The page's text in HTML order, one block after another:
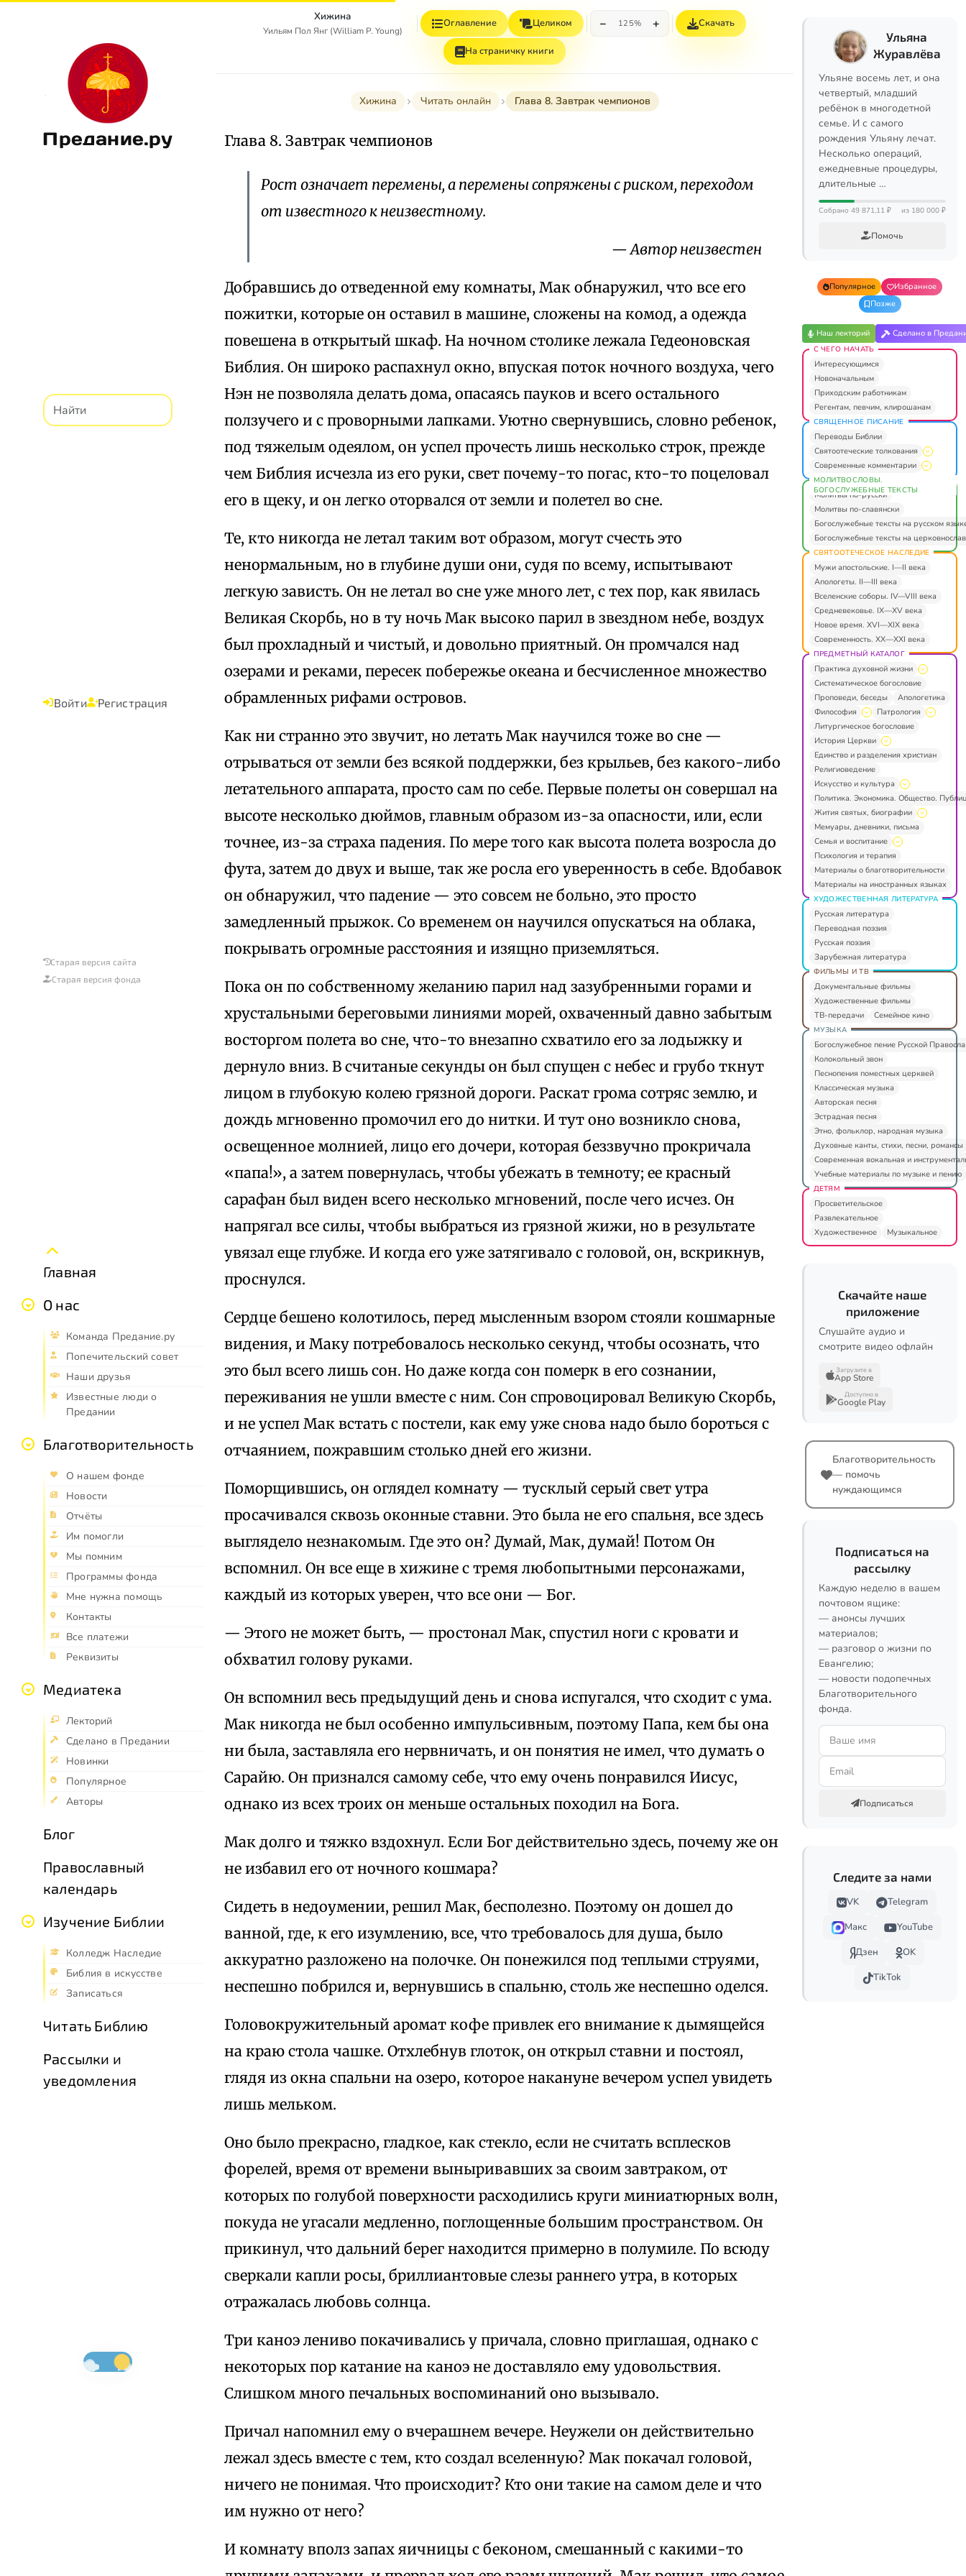
Предание.ру
Войти Регистрация
Старая версия сайта
Старая версия фонда
Главная
О нас
Команда Предание.ру
Попечительский совет
Наши друзья
Известные люди о
Предании
Благотворительность
О нашем фонде
Новости
Отчёты
Им помогли
Мы помним
Программы фонда
Мне нужна помощь
Контакты
Все платежи
Реквизиты
Медиатека
Лекторий
Сделано в Предании
Новинки
Популярное
Авторы
Блог
Православный
календарь
Изучение Библии
Колледж Наследие
Библия в искусстве
Записаться
Читать Библию
Рассылки и
уведомления
Хижина
Уильям Пол Янг (William P. Young)
Оглавление Целиком − 125% + Скачать
На страничку книги
Хижина Читать онлайн Глава 8. Завтрак чемпионов
Глава 8. Завтрак чемпионов
Рост означает перемены, а перемены сопряжены с риском, переходом
от известного к неизвестному.
— Автор неизвестен
Добравшись до отведенной ему комнаты, Мак обнаружил, что все его
пожитки, которые он оставил в машине, сложены на комод, а одежда
повешена в открытый шкаф. На ночном столике лежала Гедеоновская
Библия. Он широко распахнул окно, впуская поток ночного воздуха, чего
Нэн не позволяла делать дома, опасаясь пауков и всего остального
ползучего и с проворными лапками. Уютно свернувшись, словно ребенок,
под тяжелым одеялом, он успел прочесть лишь несколько строк, прежде
чем Библия исчезла из его руки, свет почему-то погас, кто-то поцеловал
его в щеку, и он легко оторвался от земли и полетел во сне.
Те, кто никогда не летал таким вот образом, могут счесть это
ненормальным, но в глубине души они, судя по всему, испытывают
легкую зависть. Он не летал во сне уже много лет, с тех пор, как явилась
Великая Скорбь, но в ту ночь Мак высоко парил в звездном небе, воздух
был прохладный и чистый, и довольно приятный. Он промчался над
озерами и реками, пересек побережье океана и бесчисленное множество
обрамленных рифами островов.
Как ни странно это звучит, но летать Мак научился тоже во сне —
отрываться от земли без всякой поддержки, без крыльев, без какого-либо
летательного аппарата, просто сам по себе. Первые полеты он совершал на
высоте несколько дюймов, главным образом из-за опасности, или, если
точнее, из-за страха падения. По мере того как высота полета возросла до
фута, затем до двух и выше, так же росла его уверенность в себе. Вдобавок
он обнаружил, что падение — это совсем не больно, это просто
замедленный прыжок. Со временем он научился опускаться на облака,
покрывать огромные расстояния и изящно приземляться.
Пока он по собственному желанию парил над зазубренными горами и
хрустальными береговыми линиями морей, охваченный давно забытым
восторгом полета во сне, что-то внезапно схватило его за лодыжку и
дернуло вниз. В считаные секунды он был спущен с небес и грубо ткнут
лицом в глубокую колею грязной дороги. Раскат грома сотряс землю, и
дождь мгновенно промочил его до нитки. И тут оно возникло снова,
освещенное молнией, лицо его дочери, которая беззвучно прокричала
«папа!», а затем повернулась, чтобы убежать в темноту; ее красный
сарафан был виден всего несколько мгновений, после чего исчез. Он
напрягал все силы, чтобы выбраться из грязной жижи, но в результате
увязал еще глубже. И когда его уже затягивало с головой, он, вскрикнув,
проснулся.
Сердце бешено колотилось, перед мысленным взором стояли кошмарные
видения, и Маку потребовалось несколько секунд, чтобы осознать, что
это был всего лишь сон. Но даже когда сон померк в его сознании,
переживания не ушли вместе с ним. Сон спровоцировал Великую Скорбь,
и не успел Мак встать с постели, как ему уже снова надо было бороться с
отчаянием, пожравшим столько дней его жизни.
Поморщившись, он оглядел комнату — тусклый серый свет утра
просачивался сквозь оконные ставни. Это была не его спальня, все здесь
выглядело незнакомым. Где это он? Думай, Мак, думай! Потом Он
вспомнил. Он все еще в хижине с тремя любопытными персонажами,
каждый из которых уверен, что все они — Бог.
— Этого не может быть, — простонал Мак, спустил ноги с кровати и
обхватил голову руками.
Он вспомнил весь предыдущий день и снова испугался, что сходит с ума.
Мак никогда не был особенно импульсивным, поэтому Папа, кем бы она
ни была, заставляла его нервничать, и он понятия не имел, что думать о
Сарайю. Он признался самому себе, что ему очень понравился Иисус,
однако из всех троих он меньше остальных походил на Бога.
Мак долго и тяжко вздохнул. Если Бог действительно здесь, почему же он
не избавил его от ночного кошмара?
Сидеть в недоумении, решил Мак, бесполезно. Поэтому он дошел до
ванной, где, к его изумлению, все, что требовалось для душа, было
аккуратно разложено на полочке. Он понежился под теплыми струями,
неспешно побрился и, вернувшись в спальню, столь же неспешно оделся.
Головокружительный аромат кофе привлек его внимание к дымящейся
на краю стола чашке. Отхлебнув глоток, он открыл ставни и постоял,
глядя из окна спальни на озеро, которое накануне вечером успел увидеть
лишь мельком.
Оно было прекрасно, гладкое, как стекло, если не считать всплесков
форелей, время от времени выныривавших за своим завтраком, от
которых по голубой поверхности расходились круги миниатюрных волн,
покуда не угасали медленно, поглощенные большим пространством. Он
прикинул, что дальний берег находится примерно в полумиле. По всюду
сверкали капли росы, бриллиантовые слезы раннего утра, в которых
отражалась любовь солнца.
Три каноэ лениво покачивались у причала, словно приглашая, однако с
некоторых пор катание на каноэ не доставляло ему удовольствия.
Слишком много печальных воспоминаний оно вызывало.
Причал напомнил ему о вчерашнем вечере. Неужели он действительно
лежал здесь вместе с тем, кто создал вселенную? Мак покачал головой,
ничего не понимая. Что происходит? Кто они такие на самом деле и что
им нужно от него?
И комнату вполз запах яичницы с беконом, смешанный с какими-то
Ульяна
Журавлёва
Ульяне восемь лет, и она
четвертый, младший
ребёнок в многодетной
семье. И с самого
рождения Ульяну лечат.
Несколько операций,
ежедневные процедуры,
длительные …
Собрано 49 871,11 ₽ из 180 000 ₽
Помочь
Популярное
Избранное
Позже
Наш лекторий Сделано в
С ЧЕГО НАЧАТЬ
Интересующимся
Новоначальным
Приходским работникам
Регентам, певчим, клирошанам
СВЯЩЕННОЕ ПИСАНИЕ
Переводы Библии
Святоотеческие толкования
Современные комментарии
МОЛИТВОСЛОВЫ.
БОГОСЛУЖЕБНЫЕ ТЕКСТЫ
Молитвы по-русски
Молитвы по-славянски
Богослужебные тексты на русском
Богослужебные тексты на
СВЯТООТЕЧЕСКОЕ НАСЛЕДИЕ
Мужи апостольские. I—II века
Апологеты. II—III века
Вселенские соборы. IV—VIII века
Средневековье. IX—XV века
Новое время. XVI—XIX века
Современность. XX—XXI века
ПРЕДМЕТНЫЙ КАТАЛОГ
Практика духовной жизни
Систематическое богословие
Проповеди, беседы
Апологетика
Философия
Патрология
Литургическое богословие
История Церкви
Единство и разделения христиан
Религиоведение
Искусство и культура
Политика. Экономика. Общество.
Жития святых, биографии
Мемуары, дневники, письма
Семья и воспитание
Психология и терапия
Материалы о благотворительности
Материалы на иностранных языках
ХУДОЖЕСТВЕННАЯ ЛИТЕРАТУРА
Русская литература
Переводная поэзия
Русская поэзия
Зарубежная литература
ФИЛЬМЫ И ТВ
Документальные фильмы
Художественные фильмы
ТВ-передачи
Семейное кино
МУЗЫКА
Богослужебное пение Русской
Колокольный звон
Песнопения поместных церквей
Классическая музыка
Авторская песня
Эстрадная песня
Этно, фольклор, народная музыка
Духовные канты, стихи, песни, романсы
Современная вокальная и
Учебные материалы по музыке и пению
ДЕТЯМ
Просветительское
Развлекательное
Художественное
Музыкальное
Скачайте наше
приложение
Слушайте аудио и
смотрите видео офлайн
Загрузите в
App Store
Доступно в
Google Play
Благотворительность
— помочь
нуждающимся
Подписаться на
рассылку
Каждую неделю в вашем
почтовом ящике:
— анонсы лучших
материалов;
— разговор о жизни по
Евангелию;
— новости подопечных
Благотворительного
фонда.
Подписаться
Следите за нами
VK
Telegram
Макс
YouTube
Дзен
OK
TikTok